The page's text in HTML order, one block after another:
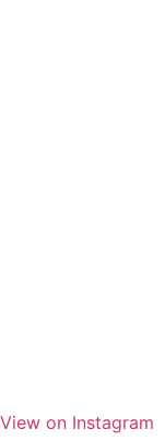
View on Instagram